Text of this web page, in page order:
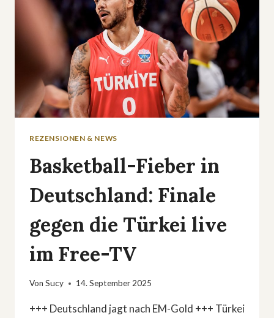
PANIKATTACKEN
IN
»EUPHORIE«
REZENSIONEN & NEWS
Basketball-Fieber in
Deutschland: Finale
gegen die Türkei live
im Free-TV
Von Sucy 14. September 2025
+++ Deutschland jagt nach EM-Gold +++ Türkei